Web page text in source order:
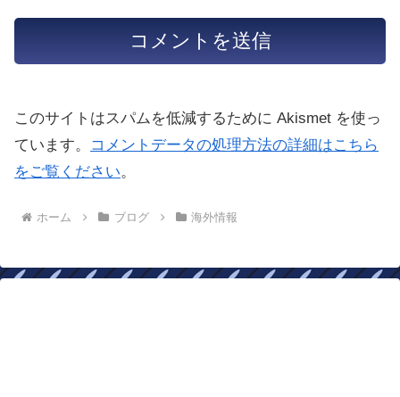
このサイトはスパムを低減するために Akismet を使っ
ています。
コメントデータの処理方法の詳細はこちら
をご覧ください。
ホーム ブログ 海外情報